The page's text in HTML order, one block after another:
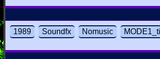
1989 Soundfx Nomusic